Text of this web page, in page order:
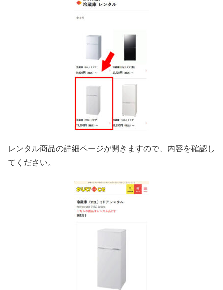
レンタル商品の詳細ページが開きますので、内容を確認し
てください。